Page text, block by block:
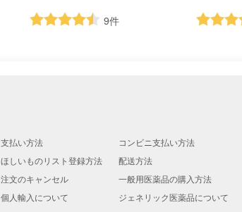
9件
支払い方法
コンビニ支払い方法
ほしいものリスト登録方法
配送方法
注文のキャンセル
一般用医薬品の購入方法
個人輸入について
ジェネリック医薬品について